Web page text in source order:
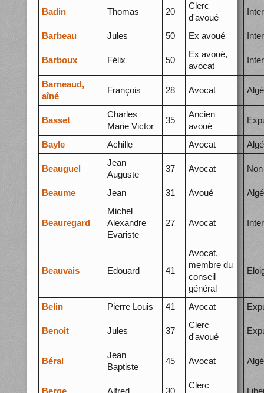
Badin Thomas 20
Clerc
d'avoué
Barbeau Jules 50 Ex avoué
Barboux Félix 50
Ex avoué,
avocat
Barneaud,
aîné
François 28 Avocat
Basset
Charles
Marie Victor
35
Ancien
avoué
Bayle Achille Avocat
Beauguel
Jean
Auguste
37 Avocat
Beaume Jean 31 Avoué
Beauregard
Michel
Alexandre
Evariste
27 Avocat
Beauvais Edouard 41
Avocat,
membre du
conseil
général
Belin Pierre Louis 41 Avocat
Benoit Jules 37
Clerc
d'avoué
Béral
Jean
Baptiste
45 Avocat
Clerc